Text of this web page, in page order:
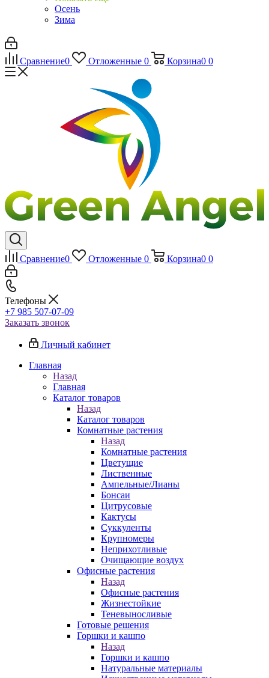
Осень
Зима
Сравнение0 Отложенные 0 Корзина0 0
Сравнение0 Отложенные 0 Корзина0 0
Телефоны
+7 985 507-07-09
Заказать звонок
Личный кабинет
Главная
Назад
Главная
Каталог товаров
Назад
Каталог товаров
Комнатные растения
Назад
Комнатные растения
Цветущие
Лиственные
Ампельные/Лианы
Бонсаи
Цитрусовые
Кактусы
Суккуленты
Крупномеры
Неприхотливые
Очищающие воздух
Офисные растения
Назад
Офисные растения
Жизнестойкие
Теневыносливые
Готовые решения
Горшки и кашпо
Назад
Горшки и кашпо
Натуральные материалы